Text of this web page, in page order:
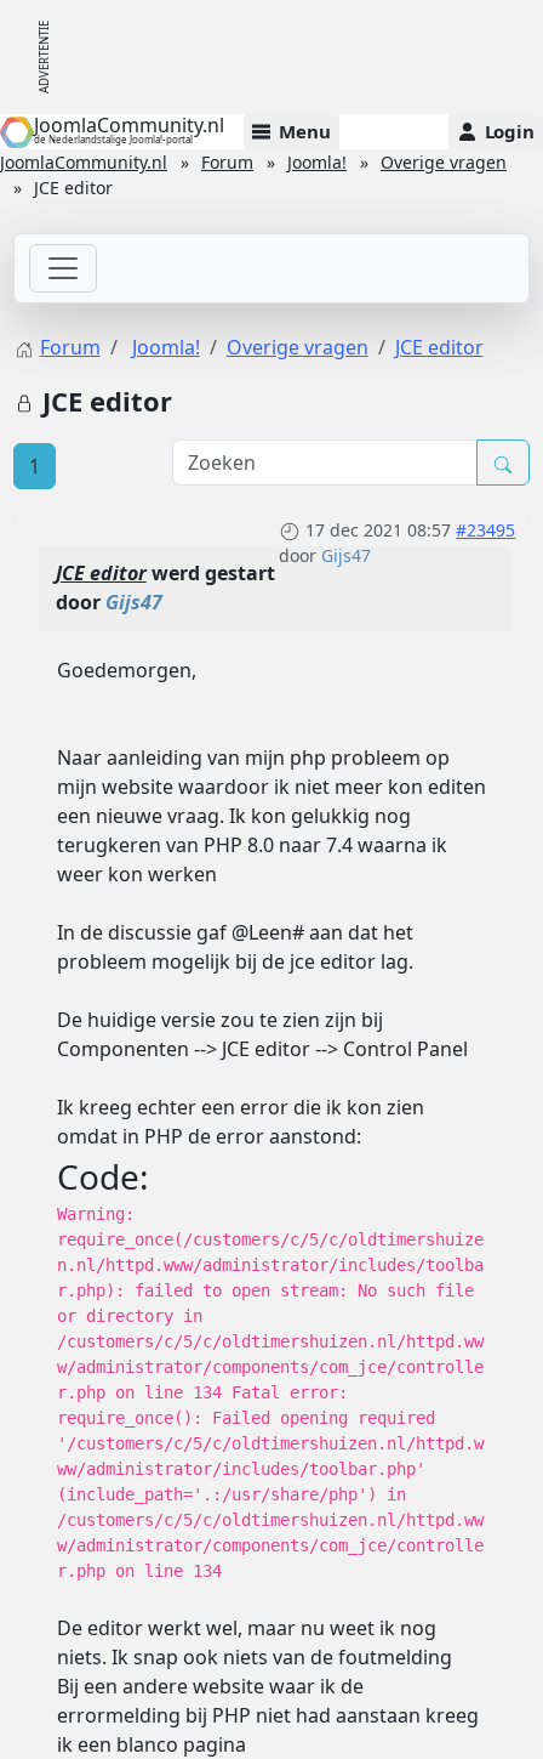
JoomlaCommunity.nl
de Nederlandstalige Joomla!-portal Menu Login
JoomlaCommunity.nl Forum Joomla!
Overige vragen
JCE editor
Forum Joomla! Overige vragen JCE editor
JCE editor
1
17 dec 2021 08:57 #23495
door Gijs47
JCE editorwerd gestart
door Gijs47
Goedemorgen,
Naar aanleiding van mijn php probleem op
mijn website waardoor ik niet meer kon editen
een nieuwe vraag. Ik kon gelukkig nog
terugkeren van PHP 8.0 naar 7.4 waarna ik
weer kon werken
In de discussie gaf @Leen# aan dat het
probleem mogelijk bij de jce editor lag.
De huidige versie zou te zien zijn bij
Componenten --> JCE editor --> Control Panel
Ik kreeg echter een error die ik kon zien
omdat in PHP de error aanstond:
Code:
Warning:
require_once(/customers/c/5/c/oldtimershuize
n.nl/httpd.www/administrator/includes/toolba
r.php): failed to open stream: No such file
or directory in
/customers/c/5/c/oldtimershuizen.nl/httpd.ww
w/administrator/components/com_jce/controlle
r.php on line 134 Fatal error:
require_once(): Failed opening required
'/customers/c/5/c/oldtimershuizen.nl/httpd.w
ww/administrator/includes/toolbar.php'
(include_path='.:/usr/share/php') in
/customers/c/5/c/oldtimershuizen.nl/httpd.ww
w/administrator/components/com_jce/controlle
r.php on line 134
De editor werkt wel, maar nu weet ik nog
niets. Ik snap ook niets van de foutmelding
Bij een andere website waar ik de
errormelding bij PHP niet had aanstaan kreeg
ik een blanco pagina